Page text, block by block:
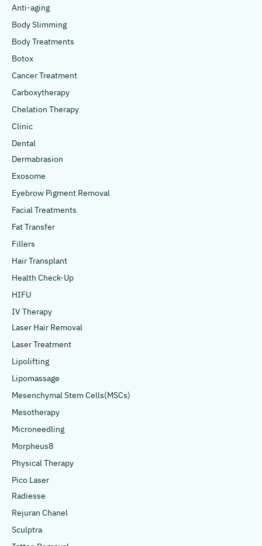
Anti-aging
Body Slimming
Body Treatments
Botox
Cancer Treatment
Carboxytherapy
Chelation Therapy
Clinic
Dental
Dermabrasion
Exosome
Eyebrow Pigment Removal
Facial Treatments
Fat Transfer
Fillers
Hair Transplant
Health Check-Up
HIFU
IV Therapy
Laser Hair Removal
Laser Treatment
Lipolifting
Lipomassage
Mesenchymal Stem Cells(MSCs)
Mesotherapy
Microneedling
Morpheus8
Physical Therapy
Pico Laser
Radiesse
Rejuran Chanel
Sculptra